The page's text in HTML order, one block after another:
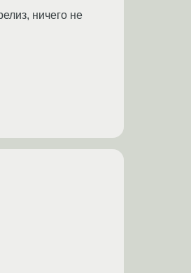
ничего не